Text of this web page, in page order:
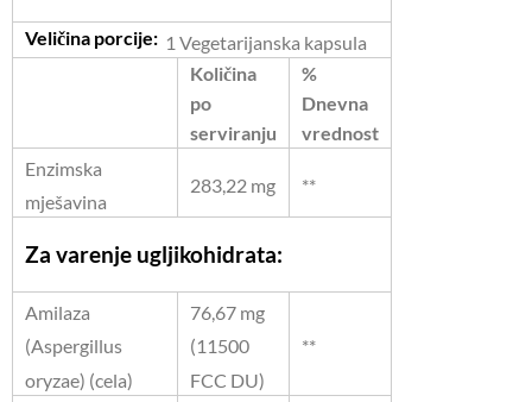
Veličina porcije: 1 Vegetarijanska kapsula
Količina
po
serviranju
%
Dnevna
vrednost
Enzimska
mješavina
283,22 mg **
Za varenje ugljikohidrata:
Amilaza
(Aspergillus
oryzae) (cela)
76,67 mg
(11500
FCC DU)
**